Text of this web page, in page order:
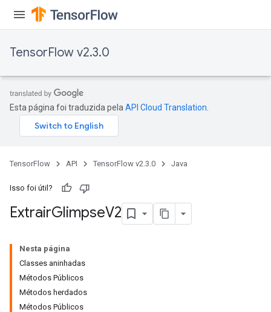
TensorFlow v2.3.0
Esta página foi traduzida pela API Cloud Translation
TensorFlow API TensorFlow v2.3.0 Java
Isso foi útil?
ExtrairGlimpseV2
Nesta página
Classes aninhadas
Métodos Públicos
Métodos herdados
Métodos Públicos